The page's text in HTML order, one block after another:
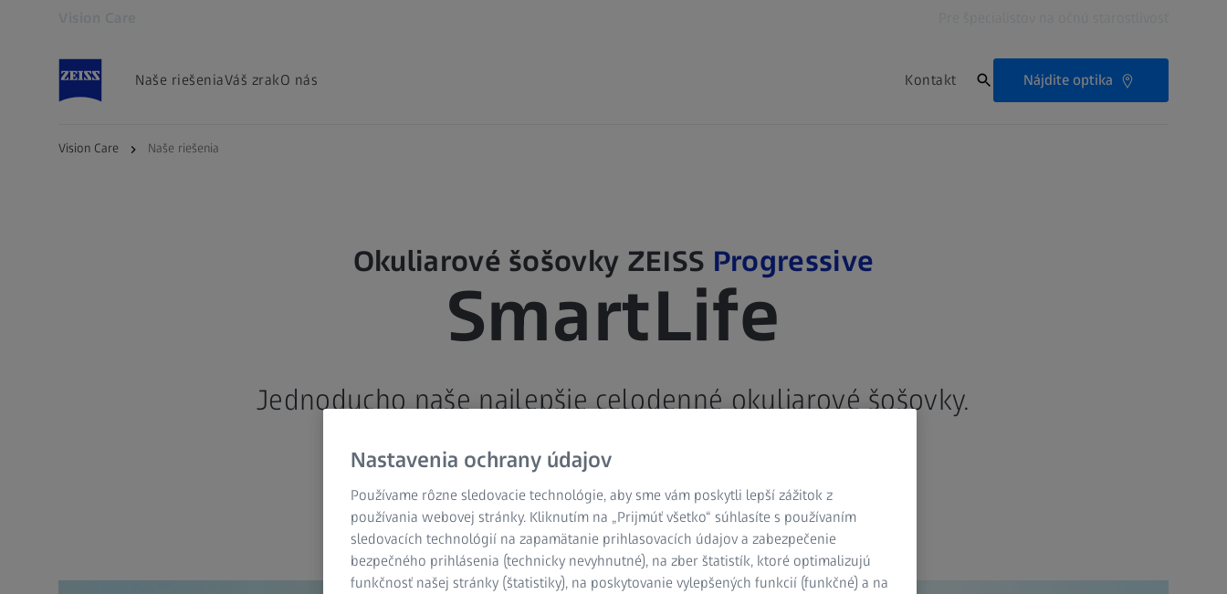
Naše riešeniaVáš zrakO nás Kontakt Nájdite optika
Vision Care Naše riešenia
Okuliarové šošovky ZEISS Progressive
SmartLife
Jednoducho naše najlepšie celodenné okuliarové šošovky.
Prehrať video
Nastavenia ochrany údajov
Používame rôzne sledovacie technológie, aby sme vám poskytli lepší zážitok z
používania webovej stránky. Kliknutím na „Prijmúť všetko“ súhlasíte s používaním
sledovacích technológií na zapamätanie prihlasovacích údajov a zabezpečenie
bezpečného prihlásenia (technicky nevyhnutné), na zber štatistík, ktoré optimalizujú
funkčnosť našej stránky (štatistiky), na poskytovanie vylepšených funkcií (funkčné) a na